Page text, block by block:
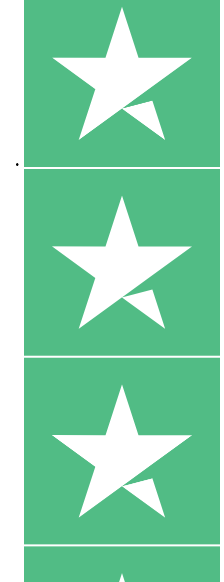
Individuella Kreditpaket
Betala per användning med nedladdningskrediter. Inget
1 Nedladdningar
10 00
10 Nedladdningar
20 00